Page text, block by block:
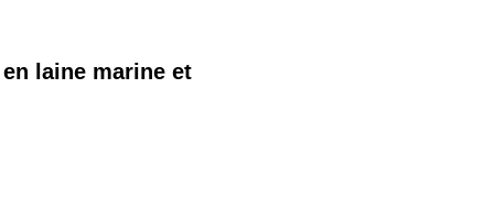
laine marine et